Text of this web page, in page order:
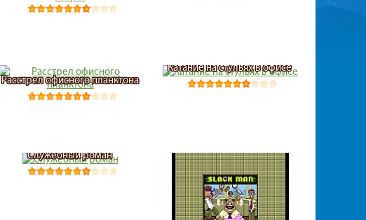
Расстрел офисного планктона
Катание на стульях в офисе
Служебный роман